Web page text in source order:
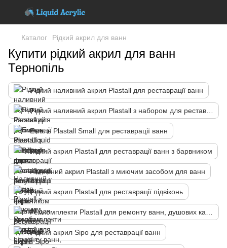
Каталог Рідкий акрил для ванн
Купити рідкий акрил для ванн
Тернопіль
Рідкий наливний акрил Plastall для реставрації ванн
Емаль Plastall Small для реставрації ванн
Рідкий акрил Plastall для реставрації ванн з барвником
Наливний акрил Plastall з миючим засобом для ванн
Рідкий акрил Plastall для реставрації підвіконь
Рідкий акрил Sipo для реставрації ванн